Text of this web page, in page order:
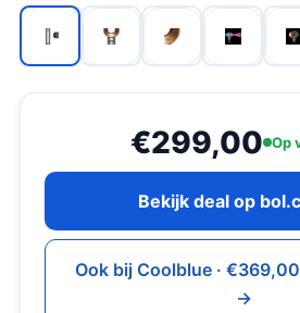
€299,00 Op
Bekijk deal op
Ook bij Coolblue ·
→